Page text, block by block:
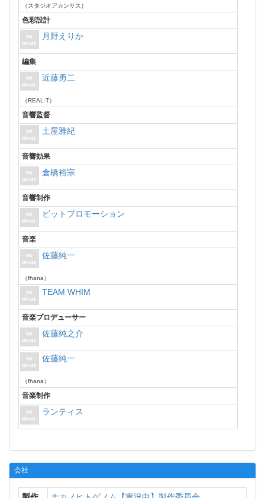
（スタジオアカンサス）
色彩設計
月野えりか
編集
近藤勇二
（REAL-T）
音響監督
土屋雅紀
音響効果
倉橋裕宗
音響制作
ビットプロモーション
音楽
佐藤純一
（fhana）
TEAM WHIM
音楽プロデューサー
佐藤純之介
佐藤純一
（fhana）
音楽制作
ランティス
会社